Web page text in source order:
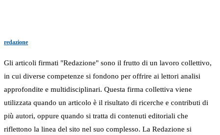
redazione
Gli articoli firmati "Redazione" sono il frutto di un lavoro collettivo,
in cui diverse competenze si fondono per offrire ai lettori analisi
approfondite e multidisciplinari. Questa firma collettiva viene
utilizzata quando un articolo è il risultato di ricerche e contributi di
più autori, oppure quando si tratta di contenuti editoriali che
riflettono la linea del sito nel suo complesso. La Redazione si